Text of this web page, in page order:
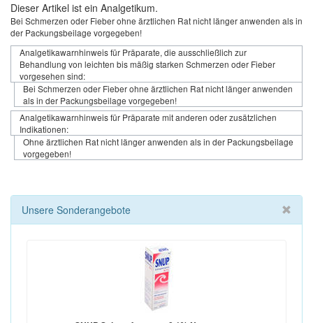
Dieser Artikel ist ein Analgetikum.
Bei Schmerzen oder Fieber ohne ärztlichen Rat nicht länger anwenden als in
der Packungsbeilage vorgegeben!
Analgetikawarnhinweis für Präparate, die ausschließlich zur
Behandlung von leichten bis mäßig starken Schmerzen oder Fieber
vorgesehen sind:
Bei Schmerzen oder Fieber ohne ärztlichen Rat nicht länger anwenden
als in der Packungsbeilage vorgegeben!
Analgetikawarnhinweis für Präparate mit anderen oder zusätzlichen
Indikationen:
Ohne ärztlichen Rat nicht länger anwenden als in der Packungsbeilage
vorgegeben!
Unsere Sonderangebote